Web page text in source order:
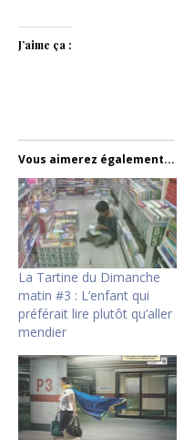
J’aime ça :
Vous aimerez également...
La Tartine du Dimanche
matin #3 : L’enfant qui
préférait lire plutôt qu’aller
mendier